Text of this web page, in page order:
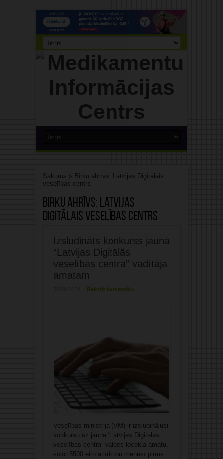
Sākums » Birku ahrīvs: Latvijas Digitālais
veselības centrs
Birku ahrīvs: Latvijas
Digitālais veselības centrs
Izsludināts konkurss jaunā
“Latvijas Digitālās
veselības centra” vadītāja
amatam
Rakstīt komentāru
Veselības ministrija (VM) ir izsludinājusi
konkursu uz jaunā “Latvijas Digitālās
veselības centra” valdes locekļa amatu,
solot 5500 eiro atlīdzību mēnesī pirms